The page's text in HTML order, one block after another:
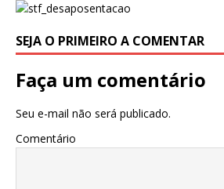
SEJA O PRIMEIRO A COMENTAR
Faça um comentário
Seu e-mail não será publicado.
Comentário